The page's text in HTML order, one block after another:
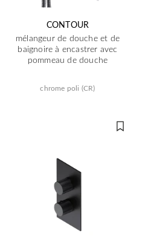
CONTOUR
mélangeur de douche et de
baignoire à encastrer avec
pommeau de douche
chrome poli (CR)